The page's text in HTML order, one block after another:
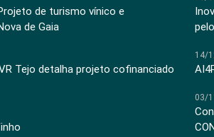
de turismo vínico e
de Gaia
Tejo detalha projeto cofinanciado
14/
03/